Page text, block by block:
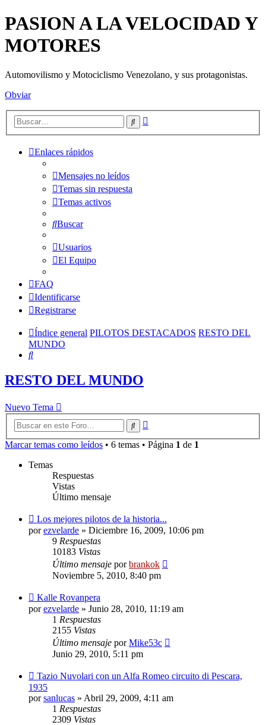
PASION A LA VELOCIDAD Y
MOTORES
Automovilismo y Motociclismo Venezolano, y sus protagonistas.
Obviar
Buscar
Enlaces rápidos
Mensajes no leídos
Temas sin respuesta
Temas activos
Buscar
Usuarios
El Equipo
FAQ
Identificarse
Registrarse
Índice general PILOTOS DESTACADOS RESTO DEL
MUNDO
Buscar
RESTO DEL MUNDO
Nuevo Tema
Buscar
Marcar temas como leídos • 6 temas • Página 1 de 1
Temas
Respuestas
Vistas
Último mensaje
Los mejores pilotos de la historia...
porezvelarde » Diciembre 16, 2009, 10:06 pm
9 Respuestas
10183 Vistas
Último mensaje porbrankok
Noviembre 5, 2010, 8:40 pm
Kalle Rovanpera
porezvelarde » Junio 28, 2010, 11:19 am
1 Respuestas
2155 Vistas
Último mensaje porMike53c
Junio 29, 2010, 5:11 pm
Tazio Nuvolari con un Alfa Romeo circuito di Pescara,
1935
porsanlucas » Abril 29, 2009, 4:11 am
1 Respuestas
2309 Vistas